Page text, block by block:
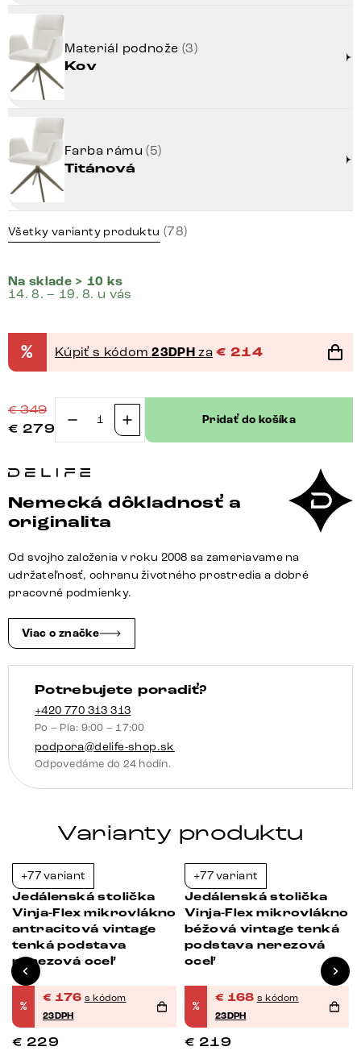
Materiál podnože (3)
Kov
Farba rámu(5)
Titánová
Všetky varianty produktu (78)
Na sklade > 10 ks
14. 8. – 19. 8. u vás
% Kúpiť s kódom23DPH za € 214
€349
€ 279
množstvo
stolička
Flex
bouclé
mäkký
béžová
krížová
široká
titánová
farba
360°
otočný
kolískacia
funkcia
Pridať do košíka
Nemecká dôkladnosť a
originalita
Od svojho založenia v roku 2008 sa zameriavame na
udržateľnosť, ochranu životného prostredia a dobré
pracovné podmienky.
Viac o značke
Potrebujete poradiť?
+420 770 313 313
Po – Pia: 9:00 – 17:00
podpora@delife-shop.sk
Odpovedáme do 24 hodín.
Varianty produktu
+77 variant
Jedálenská stolička
Vinja-Flex mikrovlákno
antracitová vintage
tenká podstava
nerezová oceľ
%
€ 176 s kódom
23DPH
€ 229
+77 variant
Jedálenská stolička
Vinja-Flex mikrovlákno
béžová vintage tenká
podstava nerezová
oceľ
%
€ 168 s kódom
23DPH
€ 219